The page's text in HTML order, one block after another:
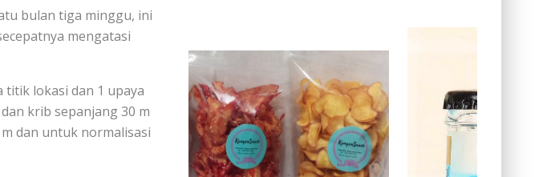
bulan tiga minggu, ini
mengatasi
lokasi dan 1 upaya
krib sepanjang 30 m
dan untuk normalisasi